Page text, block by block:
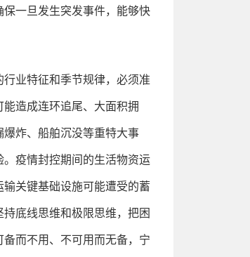
一旦发生突发事件，能够快
业特征和季节规律，必须准
造成连环追尾、大面积拥
炸、船舶沉没等重特大事
疫情封控期间的生活物资运
关键基础设施可能遭受的蓄
底线思维和极限思维，把困
而不用、不可用而无备，宁